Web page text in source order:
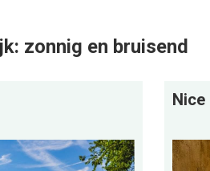
zonnig en bruisend
Nice